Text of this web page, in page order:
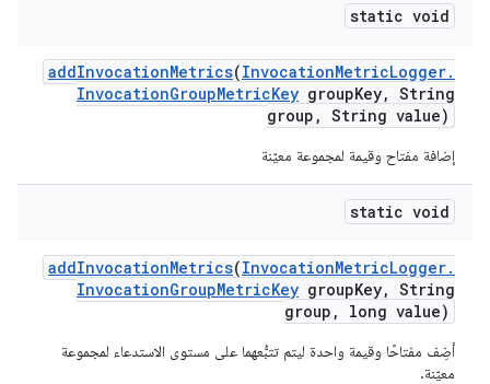
static void
addInvocationMetrics(InvocationMetricLogger.
InvocationGroupMetricKey groupKey, String
group , String value)
إضافة مفتاح وقيمة لمجموعة معيّنة
static void
addInvocationMetrics(InvocationMetricLogger.
InvocationGroupMetricKey groupKey, String
group , long value)
أضِف مفتاحًا وقيمة واحدة ليتم تتبُّعهما على مستوى الاستدعاء لمجموعة
معيّنة.